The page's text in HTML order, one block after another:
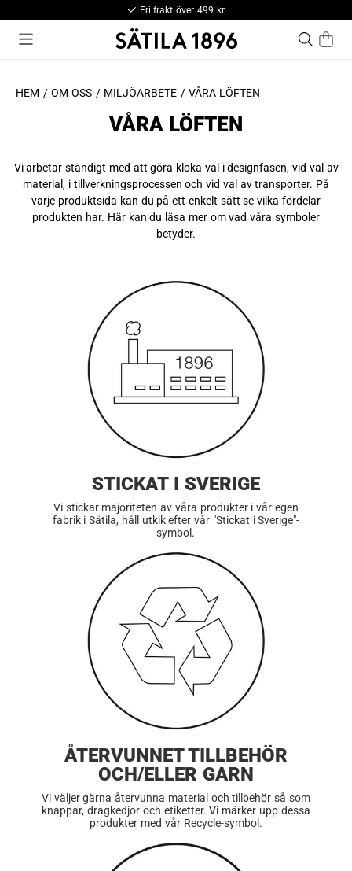
Fri frakt över 499 kr
HEM OM OSS MILJÖARBETE VÅRA LÖFTEN
VÅRA LÖFTEN
Vi arbetar ständigt med att göra kloka val i designfasen, vid val av
material, i tillverkningsprocessen och vid val av transporter. På
varje produktsida kan du på ett enkelt sätt se vilka fördelar
produkten har. Här kan du läsa mer om vad våra symboler
betyder.
STICKAT I SVERIGE
Vi stickar majoriteten av våra produkter i vår egen
fabrik i Sätila, håll utkik efter vår "Stickat i Sverige"-
symbol.
ÅTERVUNNET TILLBEHÖR
OCH/ELLER GARN
Vi väljer gärna återvunna material och tillbehör så som
knappar, dragkedjor och etiketter. Vi märker upp dessa
produkter med vår Recycle-symbol.